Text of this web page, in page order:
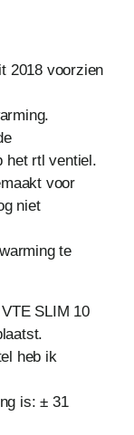
2018 voorzien
het rtl ventiel.
voor
niet
te
SLIM 10
heb ik
is: ± 31